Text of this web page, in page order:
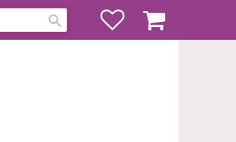
FavoriterKundvagn